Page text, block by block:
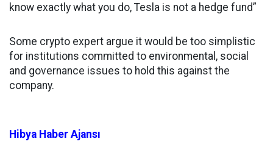
know exactly what you do, Tesla is not a hedge fund”
Some crypto expert argue it would be too simplistic
for institutions committed to environmental, social
and governance issues to hold this against the
company.
Hibya Haber Ajansı